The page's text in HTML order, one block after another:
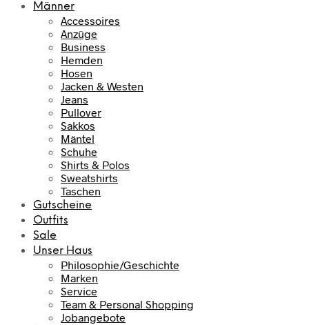
Männer
Accessoires
Anzüge
Business
Hemden
Hosen
Jacken & Westen
Jeans
Pullover
Sakkos
Mäntel
Schuhe
Shirts & Polos
Sweatshirts
Taschen
Gutscheine
Outfits
Sale
Unser Haus
Philosophie/Geschichte
Marken
Service
Team & Personal Shopping
Jobangebote